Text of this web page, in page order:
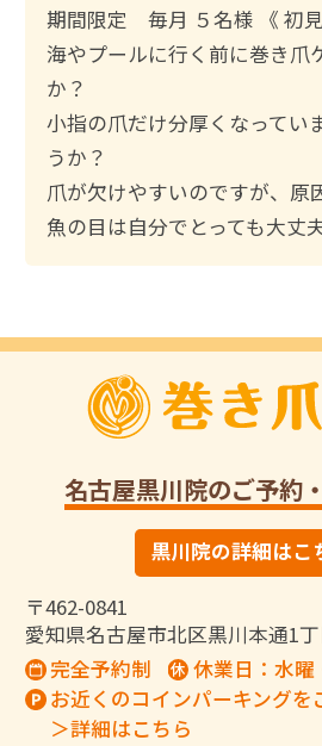
索
:
期間限定 毎月 ５名様 《 初見
海やプールに行く前に巻き爪
か？
小指の爪だけ分厚くなってい
うか？
爪が欠けやすいのですが、原
魚の目は自分でとっても大丈
名古屋黒川院のご予約
黒川院の詳細はこ
〒462-0841
愛知県名古屋市北区黒川本通1
完全予約制
休業日：水曜
お近くのコインパーキングを
＞詳細はこちら